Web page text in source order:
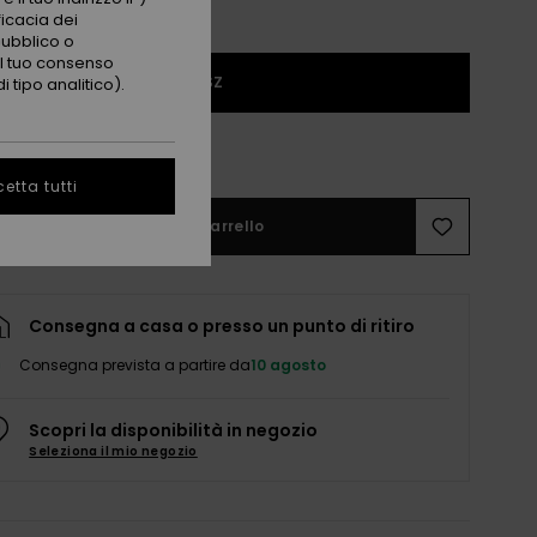
1SZ
pochissimi!
Aggiungi al carrello
Consegna a casa o presso un punto di ritiro
Consegna prevista a partire da10 agosto
Scopri la disponibilità in negozio
Seleziona il mio negozio
dei
o
tuo consenso
tipo analitico).
tutti